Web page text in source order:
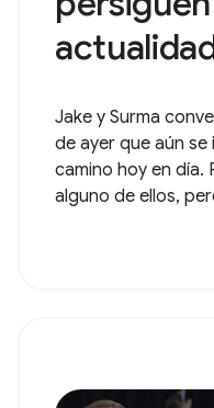
Jake y Surma
de ayer que aún
camino hoy en día.
alguno de ellos,